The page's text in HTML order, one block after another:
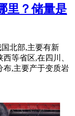
里？储量是
北部,主要有新
等省区,在四川、
布,主要产于变质岩